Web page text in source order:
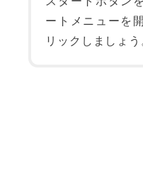
ートメニューを
リックしましょう